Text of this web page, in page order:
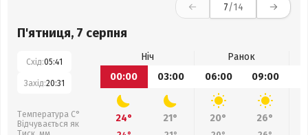
7/14
П'ятниця, 7 серпня
Схід:05:41
Захід:20:31
Температура С°
Відчувається як
Ніч
Ранок
00:00
03:00 06:00 09:00
24° 21° 20° 26°